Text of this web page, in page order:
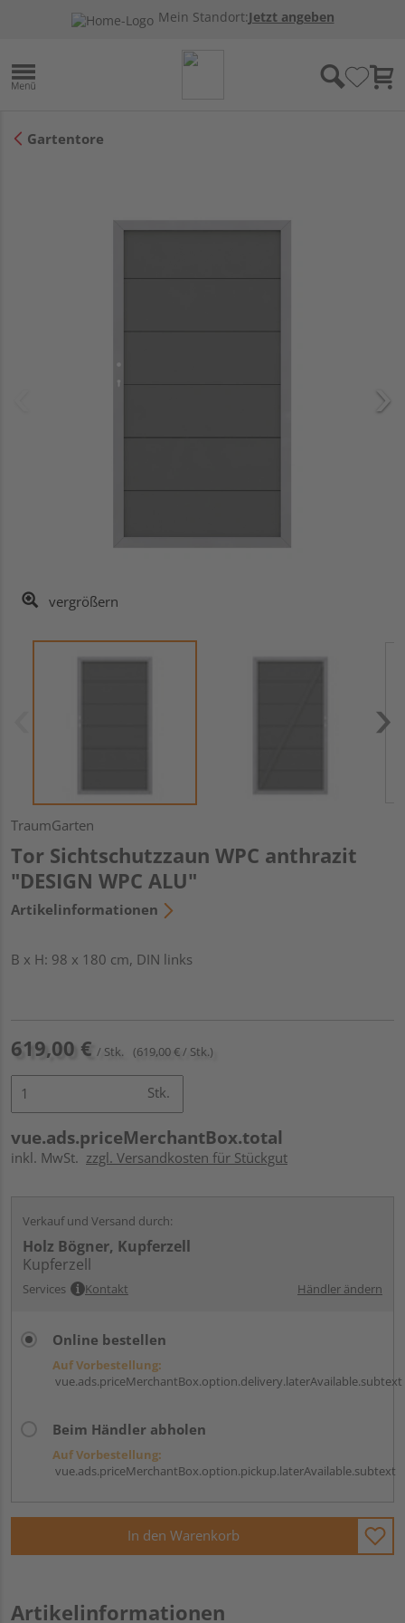
Mein Standort:Jetzt angeben
Gartentore
vergrößern
TraumGarten
Tor Sichtschutzzaun WPC anthrazit
"DESIGN WPC ALU"
Artikelinformationen
B x H: 98 x 180 cm, DIN links
619,00 € / Stk. (619,00 € / Stk.)
Stk.
vue.ads.priceMerchantBox.total
inkl. MwSt. zzgl. Versandkosten für Stückgut
Verkauf und Versand durch:
Holz Bögner, Kupferzell
Kupferzell
Services Kontakt Händler ändern
Online bestellen
Auf Vorbestellung:
vue.ads.priceMerchantBox.option.delivery.laterAvailable.subtext
Beim Händler abholen
Auf Vorbestellung:
vue.ads.priceMerchantBox.option.pickup.laterAvailable.subtext
In den Warenkorb
Artikelinformationen